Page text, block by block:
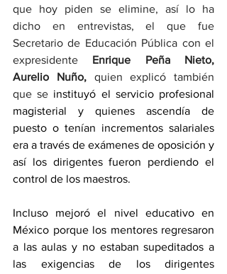
que hoy piden se elimine, así lo ha
dicho en entrevistas, el que fue
Secretario de Educación Pública con el
expresidente Enrique Peña Nieto,
Aurelio Nuño, quien explicó también
que se instituyó el servicio profesional
magisterial y quienes ascendía de
puesto o tenían incrementos salariales
era a través de exámenes de oposición y
así los dirigentes fueron perdiendo el
control de los maestros.
Incluso mejoró el nivel educativo en
México porque los mentores regresaron
a las aulas y no estaban supeditados a
las exigencias de los dirigentes